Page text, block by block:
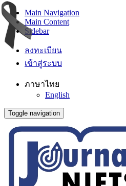
Main Navigation
Main Content
Sidebar
ลงทะเบียน
เข้าสู่ระบบ
ภาษาไทย
English
Toggle navigation